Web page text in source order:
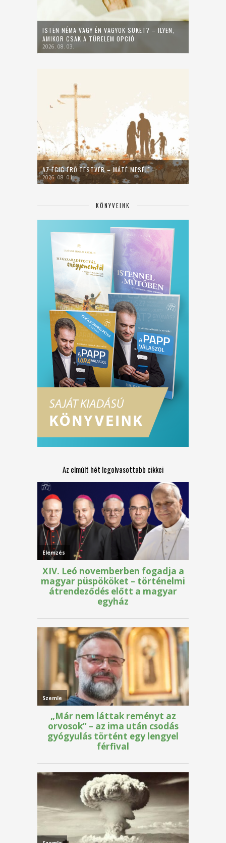
ISTEN NÉMA VAGY ÉN VAGYOK SÜKET? – ILYEN,
AMIKOR CSAK A TÜRELEM OPCIÓ
2026. 08. 03.
AZ ÉGIG ÉRŐ TESTVÉR – MÁTÉ MESÉJE
2026. 08. 01.
KÖNYVEINK
Az elmúlt hét legolvasottabb cikkei